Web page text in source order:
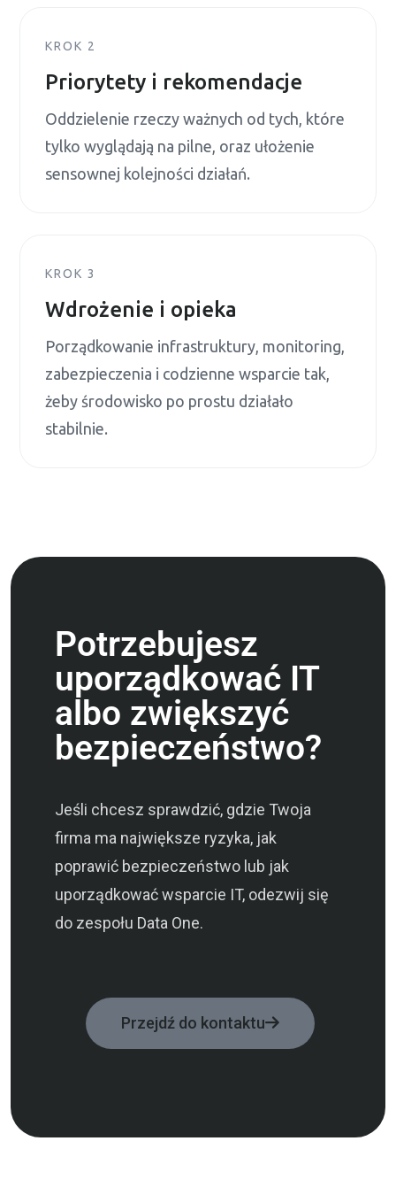
KROK 2
Priorytety i rekomendacje
Oddzielenie rzeczy ważnych od tych, które
tylko wyglądają na pilne, oraz ułożenie
sensownej kolejności działań.
KROK 3
Wdrożenie i opieka
Porządkowanie infrastruktury, monitoring,
zabezpieczenia i codzienne wsparcie tak,
żeby środowisko po prostu działało
stabilnie.
Potrzebujesz
uporządkować IT
albo zwiększyć
bezpieczeństwo?
Jeśli chcesz sprawdzić, gdzie Twoja
firma ma największe ryzyka, jak
poprawić bezpieczeństwo lub jak
uporządkować wsparcie IT, odezwij się
do zespołu Data One.
Przejdź do kontaktu